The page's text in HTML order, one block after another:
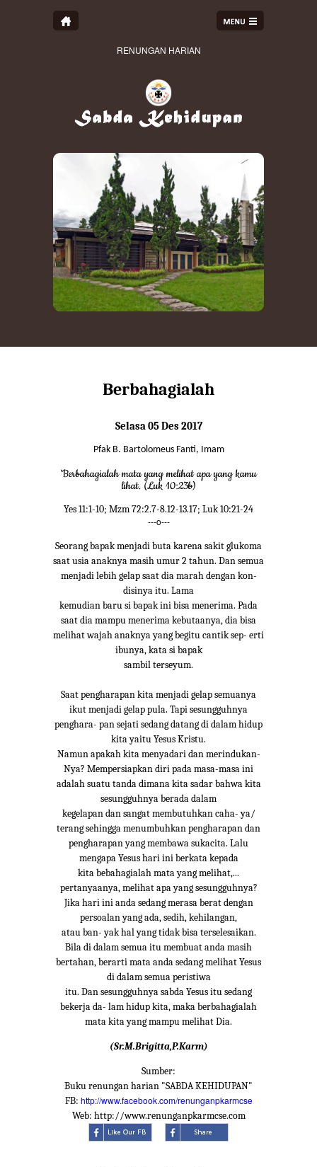
RENUNGAN HARIAN
Berbahagialah
Selasa 05 Des 2017
Pfak B. Bartolomeus Fanti, Imam
'Berbahagialah mata yang melihat apa yang kamu
lihat. (Luk 10:23b)
Yes 11:1-10; Mzm 72:2.7-8.12-13.17; Luk 10:21-24
---o---
Seorang bapak menjadi buta karena sakit glukoma
saat usia anaknya masih umur 2 tahun. Dan semua
menjadi lebih gelap saat dia marah dengan kon-
disinya itu. Lama
kemudian baru si bapak ini bisa menerima. Pada
saat dia mampu menerima kebutaanya, dia bisa
melihat wajah anaknya yang begitu cantik sep- erti
ibunya, kata si bapak
sambil terseyum.
Saat pengharapan kita menjadi gelap semuanya
ikut menjadi gelap pula. Tapi sesungguhnya
penghara- pan sejati sedang datang di dalam hidup
kita yaitu Yesus Kristu.
Namun apakah kita menyadari dan merindukan-
Nya? Mempersiapkan diri pada masa-masa ini
adalah suatu tanda dimana kita sadar bahwa kita
sesungguhnya berada dalam
kegelapan dan sangat membutuhkan caha- ya/
terang sehingga menumbuhkan pengharapan dan
pengharapan yang membawa sukacita. Lalu
mengapa Yesus hari ini berkata kepada
kita bebahagialah mata yang melihat,...
pertanyaanya, melihat apa yang sesungguhnya?
Jika hari ini anda sedang merasa berat dengan
persoalan yang ada, sedih, kehilangan,
atau ban- yak hal yang tidak bisa terselesaikan.
Bila di dalam semua itu membuat anda masih
bertahan, berarti mata anda sedang melihat Yesus
di dalam semua peristiwa
itu. Dan sesungguhnya sabda Yesus itu sedang
bekerja da- lam hidup kita, maka berbahagialah
mata kita yang mampu melihat Dia.
(Sr.M.Brigitta,P.Karm)
Sumber:
Buku renungan harian "SABDA KEHIDUPAN"
FB: http://www.facebook.com/renunganpkarmcse
Web: http://www.renunganpkarmcse.com